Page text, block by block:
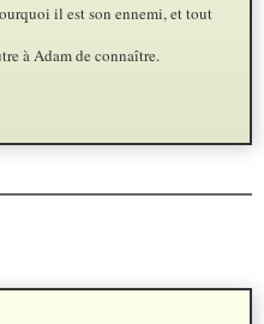
il est son ennemi, et tout
à Adam de connaître.